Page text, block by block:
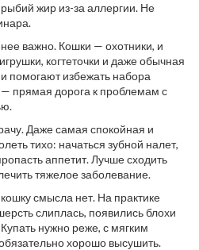
жир из-за аллергии. Не
важно. Кошки — охотники, и
когтеточки и даже обычная
помогают избежать набора
прямая дорога к проблемам с
Даже самая спокойная и
тихо: начаться зубной налет,
аппетит. Лучше сходить
тяжелое заболевание.
смысла нет. На практике
слиплась, появились блохи
нужно реже, с мягким
хорошо высушить.